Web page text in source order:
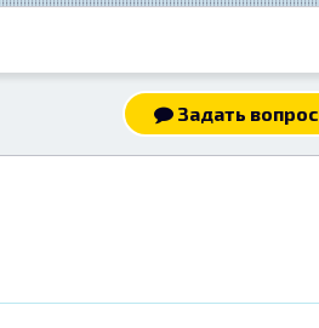
Задать вопрос